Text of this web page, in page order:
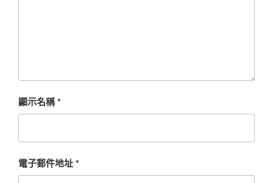
顯示名稱*
電子郵件地址*